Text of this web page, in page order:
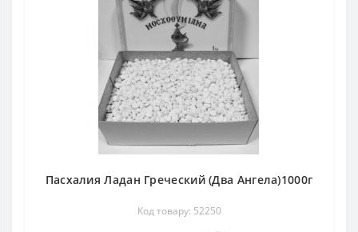
Пасхалия Ладан Греческий (Два Ангела)1000г
Код товару: 52250